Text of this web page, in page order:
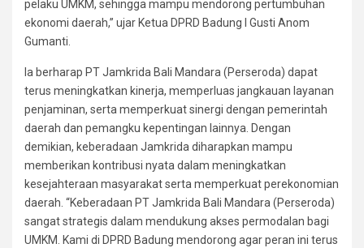
pelaku UMKM, sehingga mampu mendorong pertumbuhan
ekonomi daerah,” ujar Ketua DPRD Badung I Gusti Anom
Gumanti.
Ia berharap PT Jamkrida Bali Mandara (Perseroda) dapat
terus meningkatkan kinerja, memperluas jangkauan layanan
penjaminan, serta memperkuat sinergi dengan pemerintah
daerah dan pemangku kepentingan lainnya. Dengan
demikian, keberadaan Jamkrida diharapkan mampu
memberikan kontribusi nyata dalam meningkatkan
kesejahteraan masyarakat serta memperkuat perekonomian
daerah. “Keberadaan PT Jamkrida Bali Mandara (Perseroda)
sangat strategis dalam mendukung akses permodalan bagi
UMKM. Kami di DPRD Badung mendorong agar peran ini terus